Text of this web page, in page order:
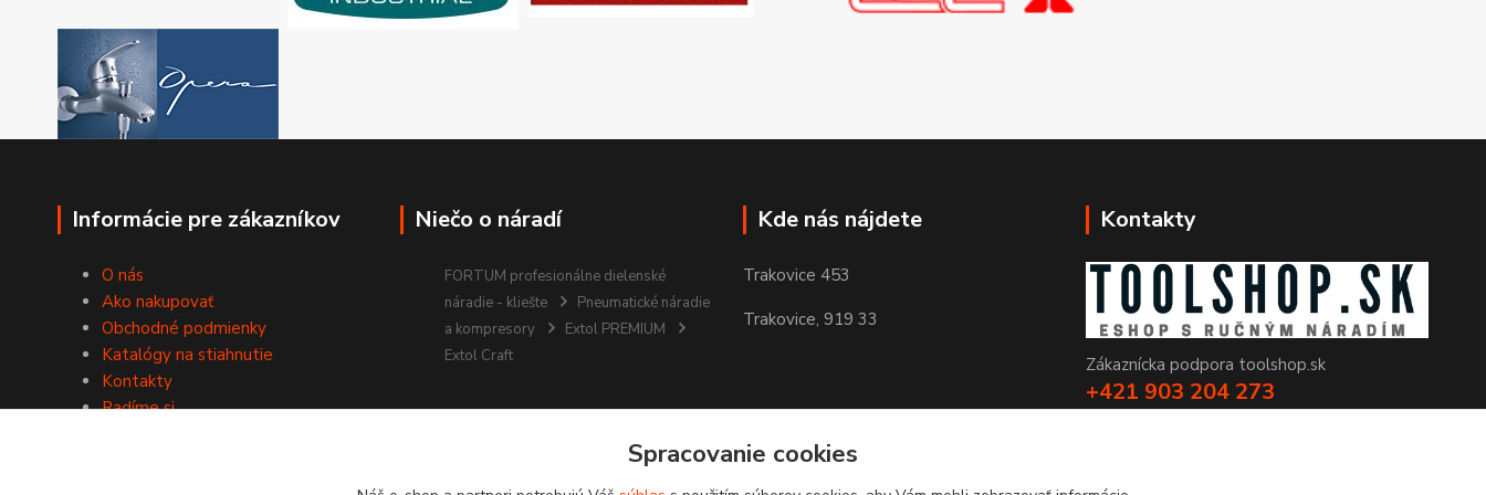
Informácie pre zákazníkov
O nás
Ako nakupovať
Obchodné podmienky
Katalógy na stiahnutie
Kontakty
Radíme si
Niečo o náradí
FORTUM profesionálne dielenské
náradie - kliešte
Pneumatické náradie
a kompresory
Extol PREMIUM
Extol Craft
Kde nás nájdete
Trakovice 453
Trakovice, 919 33
Kontakty
Zákaznícka podpora toolshop.sk
+421 903 204 273
Spracovanie cookies